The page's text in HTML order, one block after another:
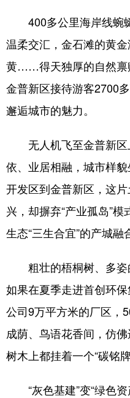
400多公里海岸线蜿
温柔交汇，金石滩的黄
黄……得天独厚的自然禀
金普新区接待游客2700
邂逅城市的魅力。
无人机飞至金普新区
依、业居相融，城市样
开发区到金普新区，这
兴，却摒弃“产业孤岛”模
生态“三生合宜”的产城融
粗壮的梧桐树、多姿
如果在夏季走进首创环
公司9万平方米的厂区，
成荫、鸟语花香间，仿
树木上都挂着一个“碳铭
“灰色基建”变“绿色资